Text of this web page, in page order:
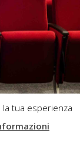
tua esperienza